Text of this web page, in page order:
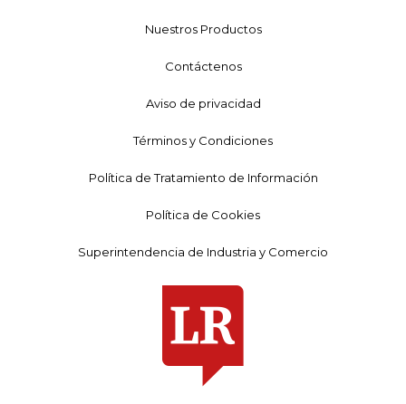
Nuestros Productos
Contáctenos
Aviso de privacidad
Términos y Condiciones
Política de Tratamiento de Información
Política de Cookies
Superintendencia de Industria y Comercio